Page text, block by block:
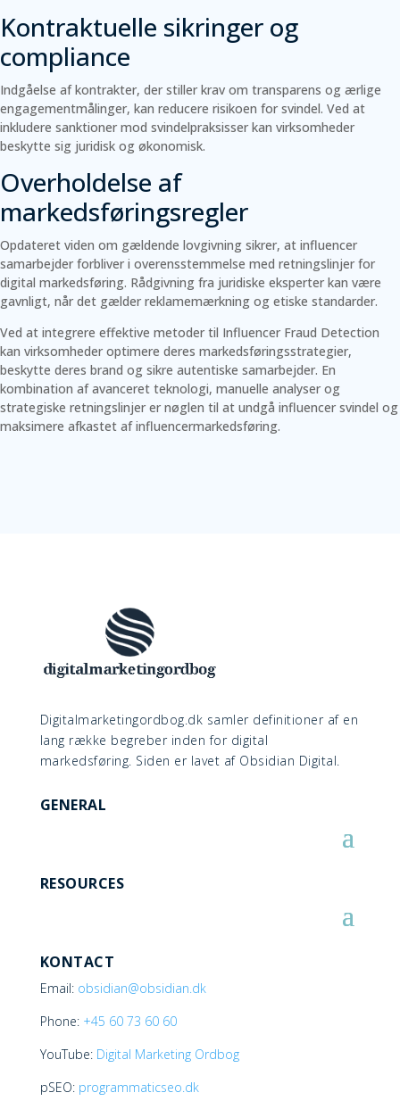
Kontraktuelle sikringer og
compliance
Indgåelse af kontrakter, der stiller krav om transparens og ærlige
engagementmålinger, kan reducere risikoen for svindel. Ved at
inkludere sanktioner mod svindelpraksisser kan virksomheder
beskytte sig juridisk og økonomisk.
Overholdelse af
markedsføringsregler
Opdateret viden om gældende lovgivning sikrer, at influencer
samarbejder forbliver i overensstemmelse med retningslinjer for
digital markedsføring. Rådgivning fra juridiske eksperter kan være
gavnligt, når det gælder reklamemærkning og etiske standarder.
Ved at integrere effektive metoder til Influencer Fraud Detection
kan virksomheder optimere deres markedsføringsstrategier,
beskytte deres brand og sikre autentiske samarbejder. En
kombination af avanceret teknologi, manuelle analyser og
strategiske retningslinjer er nøglen til at undgå influencer svindel og
maksimere afkastet af influencermarkedsføring.
Digitalmarketingordbog.dk samler definitioner af en
lang række begreber inden for digital
markedsføring. Siden er lavet af Obsidian Digital.
GENERAL
RESOURCES
KONTACT
Email: obsidian@obsidian.dk
Phone: +45 60 73 60 60
YouTube: Digital Marketing Ordbog
pSEO: programmaticseo.dk